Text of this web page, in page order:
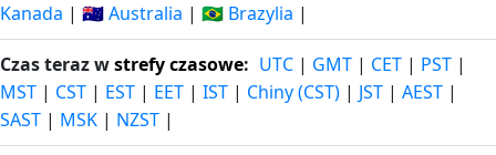
Kanada | 🇦🇺 Australia | 🇧🇷 Brazylia |
Czas teraz wstrefy czasowe: UTC | GMT | CET | PST |
MST | CST | EST | EET | IST | Chiny (CST) | JST | AEST |
SAST | MSK | NZST |